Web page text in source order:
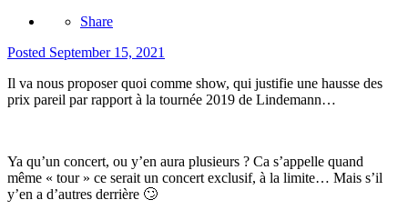
Share
Posted September 15, 2021
Il va nous proposer quoi comme show, qui justifie une hausse des
prix pareil par rapport à la tournée 2019 de Lindemann…
Ya qu’un concert, ou y’en aura plusieurs ? Ca s’appelle quand
même « tour » ce serait un concert exclusif, à la limite… Mais s’il
y’en a d’autres derrière 🙄